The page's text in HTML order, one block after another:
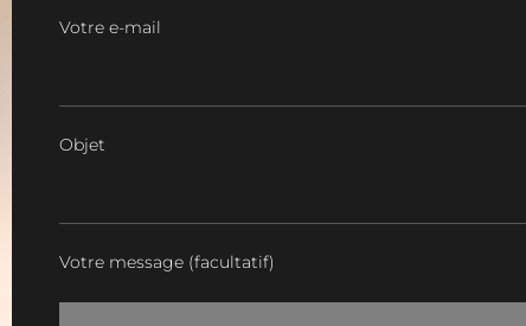
Votre e-mail
Objet
Votre message (facultatif)